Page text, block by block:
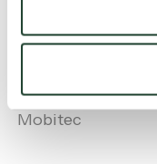
Lena Haute
Mobitec